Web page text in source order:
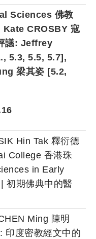
Sciences 佛教
Kate CROSBY 寇
議: Jeffrey
5.3, 5.5, 5.7],
梁其姿 [5.2,
Hin Tak 釋衍德
College 香港珠
in Early
初期佛典中的醫
Ming 陳明
印度密教經文中的